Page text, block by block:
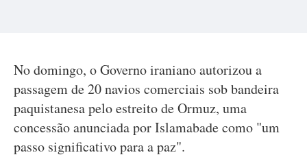
No domingo, o Governo iraniano autorizou a
passagem de 20 navios comerciais sob bandeira
paquistanesa pelo estreito de Ormuz, uma
concessão anunciada por Islamabade como "um
passo significativo para a paz".